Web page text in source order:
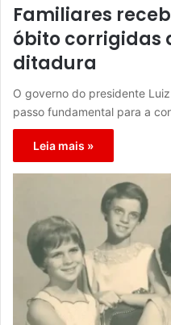
Familiares
óbito corrigidas
ditadura
O governo do presidente
passo fundamental para a
Leia mais »